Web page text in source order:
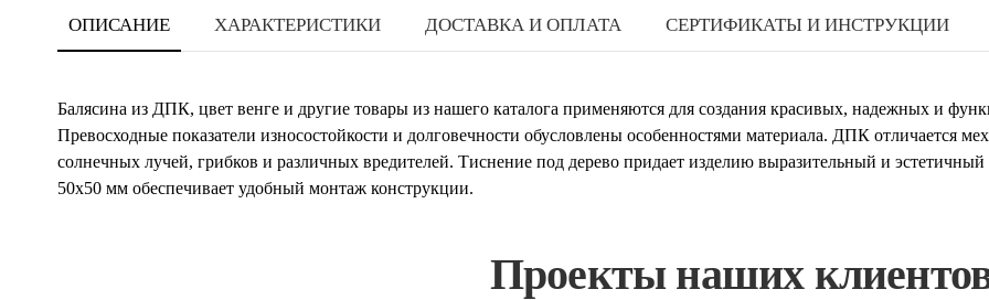
ОПИСАНИЕ ХАРАКТЕРИСТИКИ ДОСТАВКА И ОПЛАТА СЕРТИФИКАТЫ И ИНСТРУКЦИИ
Балясина из ДПК, цвет венге и другие товары из нашего каталога применяются для создания красивых, надежных и
Превосходные показатели износостойкости и долговечности обусловлены особенностями материала. ДПК отличается
солнечных лучей, грибков и различных вредителей. Тиснение под дерево придает изделию выразительный и
50х50 мм обеспечивает удобный монтаж конструкции.
Проекты наших